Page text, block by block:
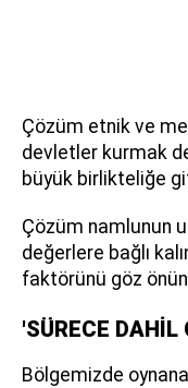
Çözüm etnik ve
devletler kurmak
büyük birlikteliğe
Çözüm namlunun
değerlere bağlı
faktörünü göz
'SÜRECE
Bölgemizde